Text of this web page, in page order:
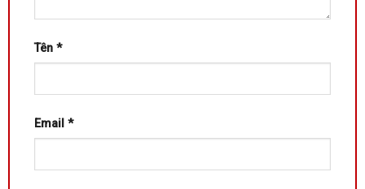
Tên *
Email *